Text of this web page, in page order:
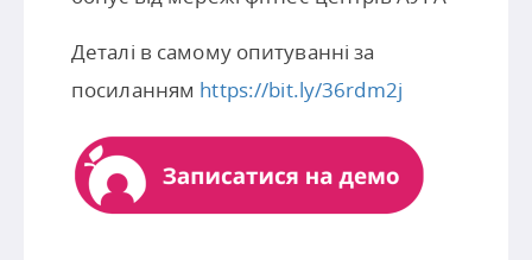
Деталі в самому опитуванні за
посиланням https://bit.ly/36rdm2j